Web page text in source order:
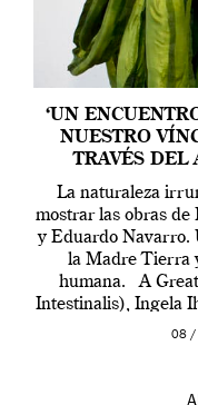
‘UN
NUESTRO
TRAVÉS DEL
La naturaleza
mostrar las obras
y Eduardo Navarro.
la Madre Tierra
humana. A Great
Intestinalis), Ingela
08